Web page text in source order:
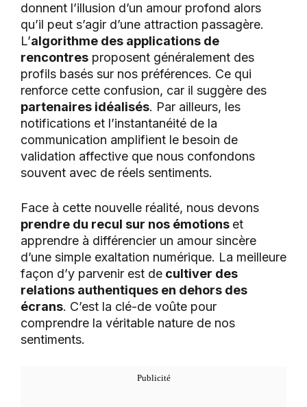
donnent l’illusion d’un amour profond alors
qu’il peut s’agir d’une attraction passagère.
L’algorithme des applications de
rencontres proposent généralement des
profils basés sur nos préférences. Ce qui
renforce cette confusion, car il suggère des
partenaires idéalisés. Par ailleurs, les
notifications et l’instantanéité de la
communication amplifient le besoin de
validation affective que nous confondons
souvent avec de réels sentiments.
Face à cette nouvelle réalité, nous devons
prendre du recul sur nos émotions et
apprendre à différencier un amour sincère
d’une simple exaltation numérique. La meilleure
façon d’y parvenir est de cultiver des
relations authentiques en dehors des
écrans. C’est la clé-de voûte pour
comprendre la véritable nature de nos
sentiments.